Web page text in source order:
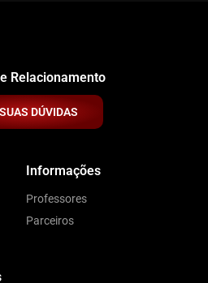
Relacionamento
DÚVIDAS
Informações
Professores
Parceiros